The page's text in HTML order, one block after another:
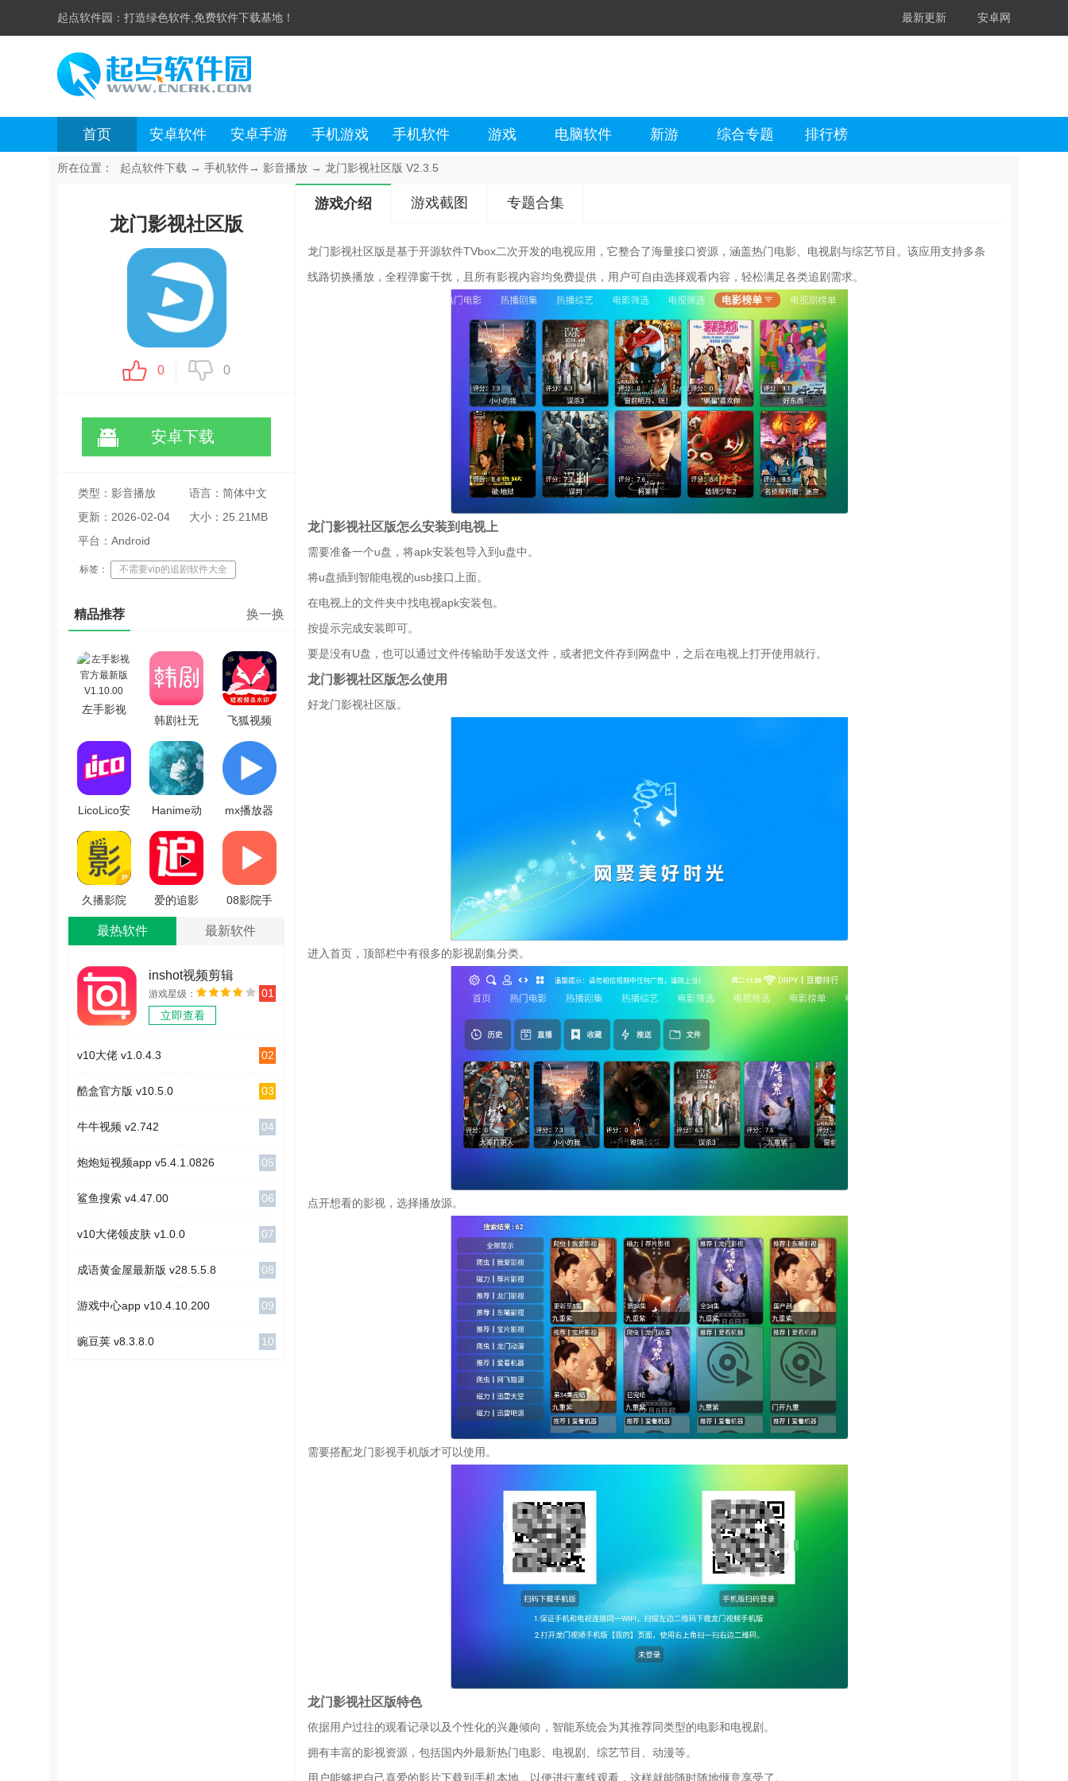
起点软件园： 打造绿色软件,免费软件下载基地！ 最新更新 安卓网
首页 安卓软件 安卓手游 手机游戏 手机软件 游戏 电脑软件 新游 综合专题 排行榜
所在位置： 起点软件下载 → 手机软件→ 影音播放 → 龙门影视社区版 V2.3.5
龙门影视社区版
0 0
安卓下载
类型：影音播放
语言：简体中文
更新：2026-02-04
20:06:43
大小：25.21MB
平台：Android
标签： 不需要vip的追剧软件大全
电视版免费影视app 无广告追剧app
免登录追剧app
不需要会员看影视大片的app
2025最新免费追剧软件
多线路电视盒子app
2025新版看影视神器软件
精品推荐 换一换
左手影视
V1.10.00
韩剧社无
广告版
V1.0.7
飞狐视频
去水印官
方正版
V5.0.24.0711
LicoLico安
卓官方版
V2.7.6
Hanime动
漫手机免
费版
V5.5.24
mx播放器
官方版
V1.3
久播影院
最新版
V1.6.1
爱的追影
集安卓直
08影院手
最热软件 最新软件
inshot视频剪辑
v1.3.2
游戏星级：
立即查看
01
v10大佬 v1.0.4.3 02
酷盒官方版 v10.5.0 03
牛牛视频 v2.742 04
炮炮短视频app v5.4.1.0826 05
鲨鱼搜索 v4.47.00 06
v10大佬领皮肤 v1.0.0 07
成语黄金屋最新版 v28.5.5.8 08
游戏中心app v10.4.10.200 09
豌豆荚 v8.3.8.0 10
游戏介绍 游戏截图 专题合集
龙门影视社区版是基于开源软件TVbox二次开发的电视应用，它整合了海量接口资源，涵盖热门电影、电视剧与综艺节目。该应用支持多条
线路切换播放，全程弹窗干扰，且所有影视内容均免费提供，用户可自由选择观看内容，轻松满足各类追剧需求。
龙门影视社区版怎么安装到电视上
需要准备一个u盘，将apk安装包导入到u盘中。
将u盘插到智能电视的usb接口上面。
在电视上的文件夹中找电视apk安装包。
按提示完成安装即可。
要是没有U盘，也可以通过文件传输助手发送文件，或者把文件存到网盘中，之后在电视上打开使用就行。
龙门影视社区版怎么使用
好龙门影视社区版。
进入首页，顶部栏中有很多的影视剧集分类。
点开想看的影视，选择播放源。
需要搭配龙门影视手机版才可以使用。
龙门影视社区版特色
依据用户过往的观看记录以及个性化的兴趣倾向，智能系统会为其推荐同类型的电影和电视剧。
拥有丰富的影视资源，包括国内外最新热门电影、电视剧、综艺节目、动漫等。
用户能够把自己喜爱的影片下载到手机本地，以便进行离线观看，这样就能随时随地惬意享受了。